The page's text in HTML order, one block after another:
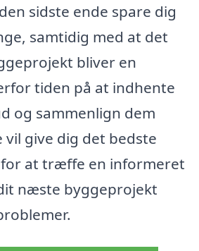
sidste ende spare dig
samtidig med at det
bliver en
tiden på at indhente
og sammenlign dem
give dig det bedste
at træffe en informeret
næste byggeprojekt